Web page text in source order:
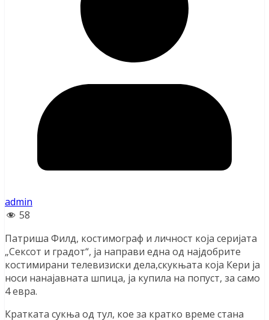
admin
58
Патриша Филд, костимограф и личност која серијата
„Сексот и градот“, ја направи една од најдобрите
костимирани телевизиски дела,скукњата која Кери ја
носи нанајавната шпица, ја купила на попуст, за само
4 евра.
Кратката сукња од тул, кое за кратко време стана